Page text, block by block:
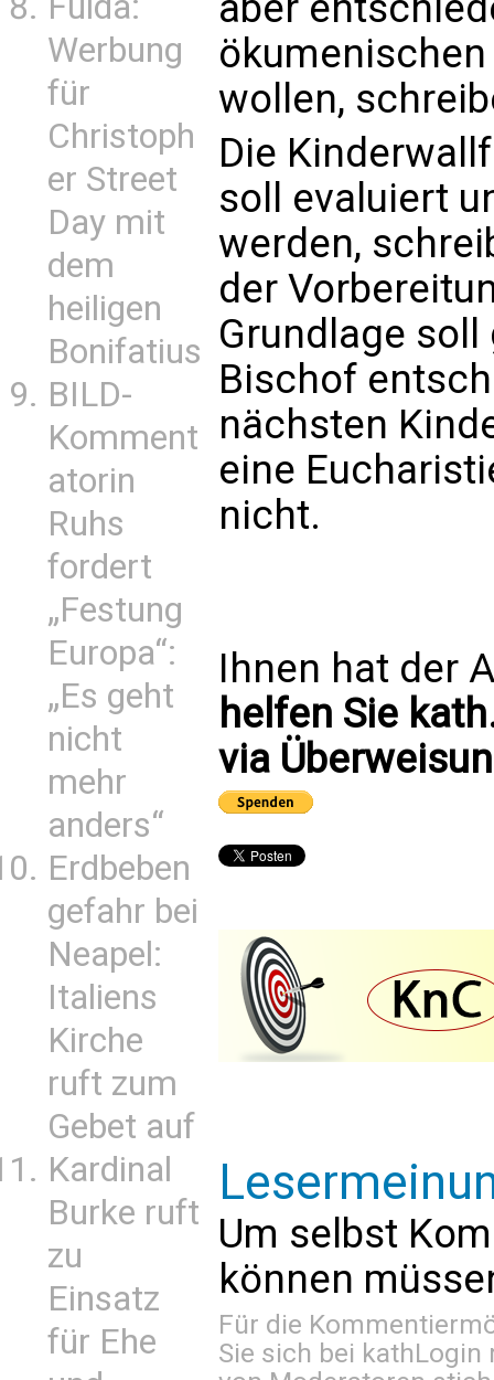
Werbung
für
Christoph
er Street
Day mit
dem
heiligen
Bonifatius
BILD-
Komment
atorin
Ruhs
fordert
„Festung
Europa“:
„Es geht
nicht
mehr
anders“
Erdbeben
gefahr bei
Neapel:
Italiens
Kirche
ruft zum
Gebet auf
Kardinal
Burke ruft
zu
Einsatz
für Ehe
wollen,
Die
soll evaluiert
werden,
der
Grundlage
Bischof
nächsten
eine
nicht.
Ihnen hat der
helfen Sie
via
Um selbst
können
Für die
Sie sich bei kathLogin